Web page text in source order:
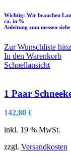
Wichtig: Wir brauchen
ca. in %
Anleitung zum messen
Zur Wunschliste
In den Warenkorb
Schnellansicht
1 Paar
142,80 €
inkl. 19 % MwSt.
zzgl. Versandkosten